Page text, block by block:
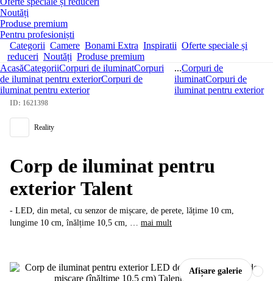
Noutăți
Produse premium
Pentru profesioniști
Categorii Camere Bonami Extra Inspiratii Oferte speciale și
reduceri Noutăți Produse premium
AcasăCategoriiCorpuri de iluminatCorpuri
de iluminat pentru exteriorCorpuri de
iluminat pentru exterior
...Corpuri de
iluminatCorpuri de
iluminat pentru exterior
Afișare galerie
ID: 1621398
Reality
Corp de iluminat pentru
exterior Talent
- LED, din metal, cu senzor de mișcare, de perete, lățime 10 cm,
lungime 10 cm, înălțime 10,5 cm, … mai mult